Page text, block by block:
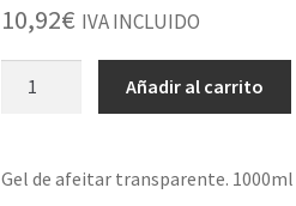
10,92€ IVA INCLUIDO
1000ml
Añadir al carrito
Gel de afeitar transparente. 1000ml